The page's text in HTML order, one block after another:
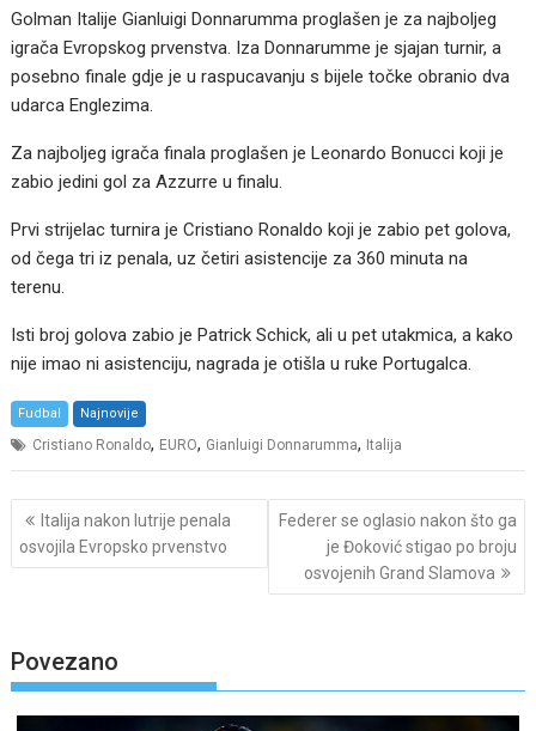
Golman Italije Gianluigi Donnarumma proglašen je za najboljeg
igrača Evropskog prvenstva. Iza Donnarumme je sjajan turnir, a
posebno finale gdje je u raspucavanju s bijele točke obranio dva
udarca Englezima.
Za najboljeg igrača finala proglašen je Leonardo Bonucci koji je
zabio jedini gol za Azzurre u finalu.
Prvi strijelac turnira je Cristiano Ronaldo koji je zabio pet golova,
od čega tri iz penala, uz četiri asistencije za 360 minuta na
terenu.
Isti broj golova zabio je Patrick Schick, ali u pet utakmica, a kako
nije imao ni asistenciju, nagrada je otišla u ruke Portugalca.
Fudbal Najnovije
Cristiano Ronaldo, EURO, Gianluigi Donnarumma, Italija
Post
navigation
Italija nakon lutrije penala
osvojila Evropsko prvenstvo
Federer se oglasio nakon što ga
je Đoković stigao po broju
osvojenih Grand Slamova
Povezano